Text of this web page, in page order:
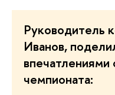
Руководитель
Иванов,
чемпионата: